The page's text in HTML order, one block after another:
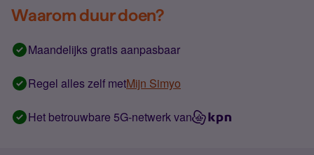
Waarom duur doen?
Maandelijks gratis aanpasbaar
Regel alles zelf metMijn Simyo
Het betrouwbare 5G-netwerk van